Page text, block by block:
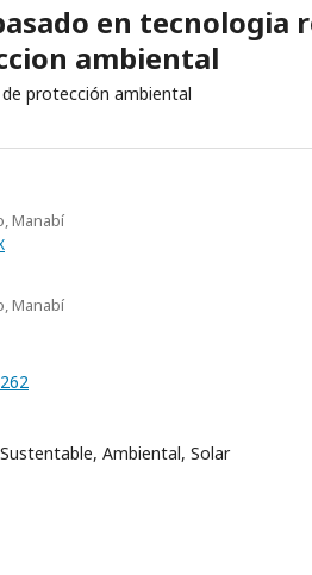
en tecnologia
ambiental
protección ambiental
Manabí
Manabí
Ambiental, Solar